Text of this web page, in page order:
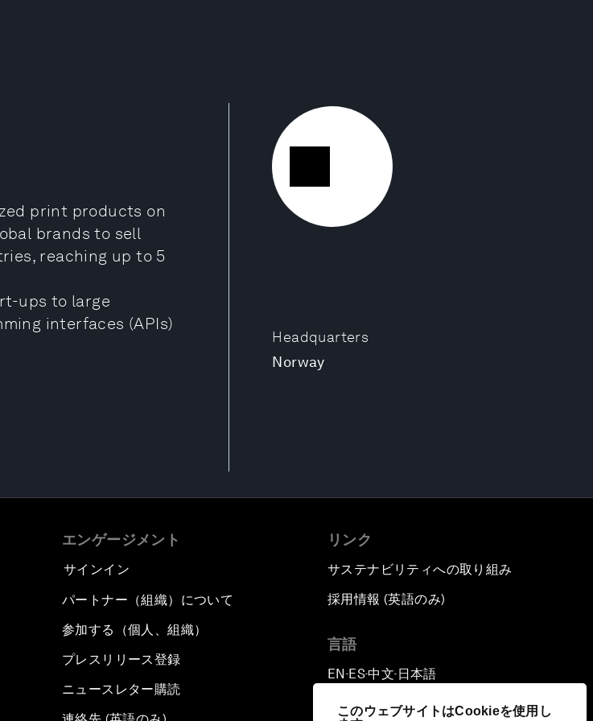
このウェブサイトはCookieを使用し
Headquarters
Norway
print products on
brands to sell
reaching up to 5
ups to large
interfaces (APIs)
エンゲージメント
サインイン
パートナー（組織）について
参加する（個人、組織）
プレスリリース登録
ニュースレター購読
リンク
サステナビリティへの取り組み
採用情報 (英語のみ)
言語
EN ▪ES▪中文▪ 日本語